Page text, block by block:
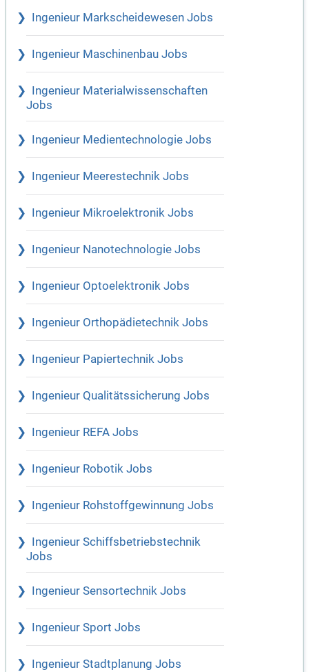
Ingenieur Markscheidewesen Jobs
Ingenieur Maschinenbau Jobs
Ingenieur Materialwissenschaften
Jobs
Ingenieur Medientechnologie Jobs
Ingenieur Meerestechnik Jobs
Ingenieur Mikroelektronik Jobs
Ingenieur Nanotechnologie Jobs
Ingenieur Optoelektronik Jobs
Ingenieur Orthopädietechnik Jobs
Ingenieur Papiertechnik Jobs
Ingenieur Qualitätssicherung Jobs
Ingenieur REFA Jobs
Ingenieur Robotik Jobs
Ingenieur Rohstoffgewinnung Jobs
Ingenieur Schiffsbetriebstechnik
Jobs
Ingenieur Sensortechnik Jobs
Ingenieur Sport Jobs
Ingenieur Stadtplanung Jobs